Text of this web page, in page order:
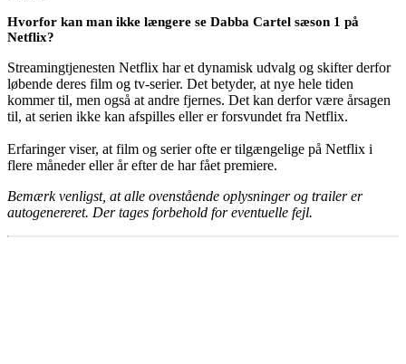
Hvorfor kan man ikke længere se Dabba Cartel sæson 1 på
Netflix?
Streamingtjenesten Netflix har et dynamisk udvalg og skifter derfor
løbende deres film og tv-serier. Det betyder, at nye hele tiden
kommer til, men også at andre fjernes. Det kan derfor være årsagen
til, at serien ikke kan afspilles eller er forsvundet fra Netflix.
Erfaringer viser, at film og serier ofte er tilgængelige på Netflix i
flere måneder eller år efter de har fået premiere.
Bemærk venligst, at alle ovenstående oplysninger og trailer er
autogenereret. Der tages forbehold for eventuelle fejl.